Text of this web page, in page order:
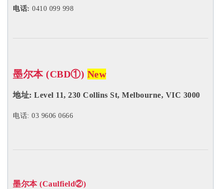
电话: 0410 099 998
墨尔本 (CBD①) New
地址: Level 11, 230 Collins St, Melbourne, VIC 3000
电话: 03 9606 0666
墨尔本 (Caulfield②)